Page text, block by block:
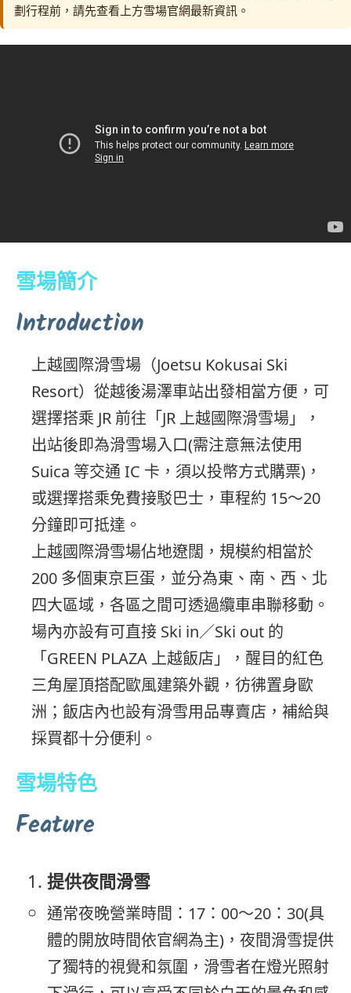
劃行程前，請先查看上方雪場官網最新資訊。
雪場簡介
Introduction
上越國際滑雪場（Joetsu Kokusai Ski
Resort）從越後湯澤車站出發相當方便，可
選擇搭乘 JR 前往「JR 上越國際滑雪場」，
出站後即為滑雪場入口(需注意無法使用
Suica 等交通 IC 卡，須以投幣方式購票)，
或選擇搭乘免費接駁巴士，車程約 15～20
分鐘即可抵達。
上越國際滑雪場佔地遼闊，規模約相當於
200 多個東京巨蛋，並分為東、南、西、北
四大區域，各區之間可透過纜車串聯移動。
場內亦設有可直接 Ski in／Ski out 的
「GREEN PLAZA 上越飯店」，醒目的紅色
三角屋頂搭配歐風建築外觀，彷彿置身歐
洲；飯店內也設有滑雪用品專賣店，補給與
採買都十分便利。
雪場特色
Feature
提供夜間滑雪
通常夜晚營業時間：17：00～20：30(具
體的開放時間依官網為主)，夜間滑雪提供
了獨特的視覺和氛圍，滑雪者在燈光照射